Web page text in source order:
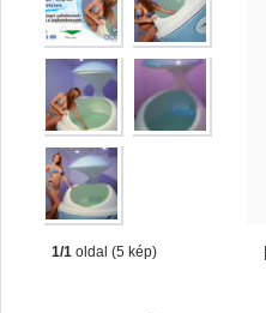
1/1 oldal (5 kép)